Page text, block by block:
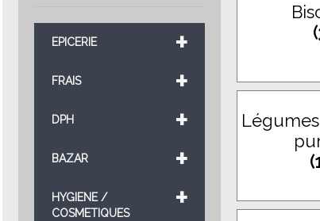
+
EPICERIE
+
FRAIS
+
DPH
+
BAZAR
+
HYGIENE /
COSMETIQUES